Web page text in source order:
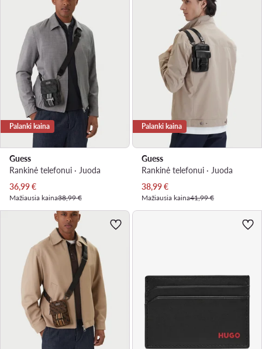
Palanki kaina
Guess
Rankinė telefonui · Juoda
Dabartinė kaina
36,99€
Mažiausia kaina38,99 €
Palanki kaina
Guess
Rankinė telefonui · Juoda
Dabartinė kaina
38,99€
Mažiausia kaina41,99 €